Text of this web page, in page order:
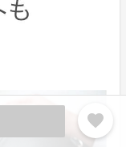
favorite